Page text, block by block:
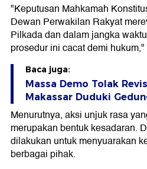
"Keputusan Mahkamah
Dewan Perwakilan Rakyat
Pilkada dan dalam jangka
prosedur ini cacat demi
Baca juga:
Massa Demo Tolak
Makassar Duduki
Menurutnya, aksi unjuk rasa
merupakan bentuk kesadaran.
dilakukan untuk menyuarakan
berbagai pihak.